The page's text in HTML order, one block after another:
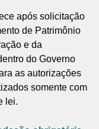
após solicitação
de Patrimônio
e da
do Governo
as autorizações
somente com
lei.